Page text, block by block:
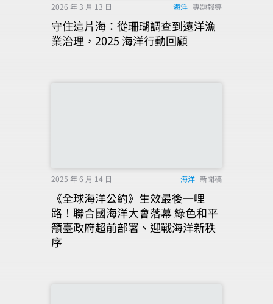
2026 年 3 月 13 日 海洋 專題報導
守住這片海：從珊瑚調查到遠洋漁
業治理，2025 海洋行動回顧
2025 年 6 月 14 日 海洋 新聞稿
《全球海洋公約》生效最後一哩
路！聯合國海洋大會落幕 綠色和平
籲臺政府超前部署、迎戰海洋新秩
序